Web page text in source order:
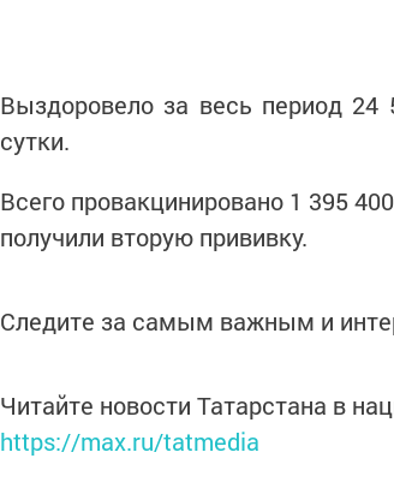
Выздоровело за весь период
сутки.
Всего провакцинировано 1 395
получили вторую прививку.
Следите за самым важным и
Читайте новости Татарстана в
https://max.ru/tatmedia